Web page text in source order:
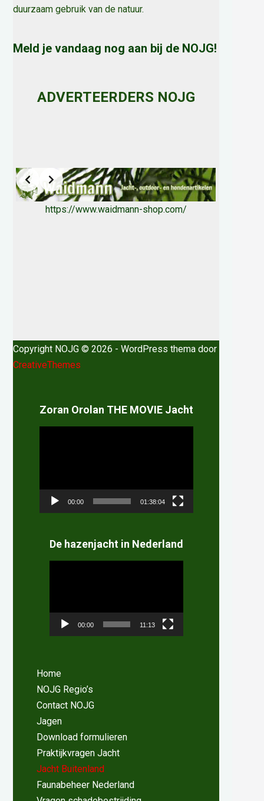
duurzaam gebruik van de natuur.
Meld je vandaag nog aan bij de NOJG!
ADVERTEERDERS NOJG
https://www.waidmann-shop.com/
Copyright NOJG © 2026 - WordPress thema door
CreativeThemes
Zoran Orolan THE MOVIE Jacht
00:00 01:38:04
De hazenjacht in Nederland
00:00 11:13
Home
NOJG Regio’s
Contact NOJG
Jagen
Download formulieren
Praktijkvragen Jacht
Jacht Buitenland
Faunabeheer Nederland